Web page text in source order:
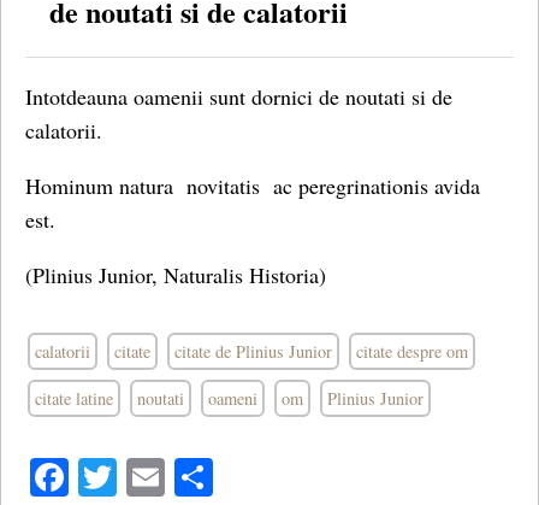
de noutati si de calatorii
Intotdeauna oamenii sunt dornici de noutati si de
calatorii.
Hominum natura novitatis ac peregrinationis avida
est.
(Plinius Junior, Naturalis Historia)
calatorii citate citate de Plinius Junior citate despre om
citate latine noutati oameni om Plinius Junior
Facebook
Twitter
Email